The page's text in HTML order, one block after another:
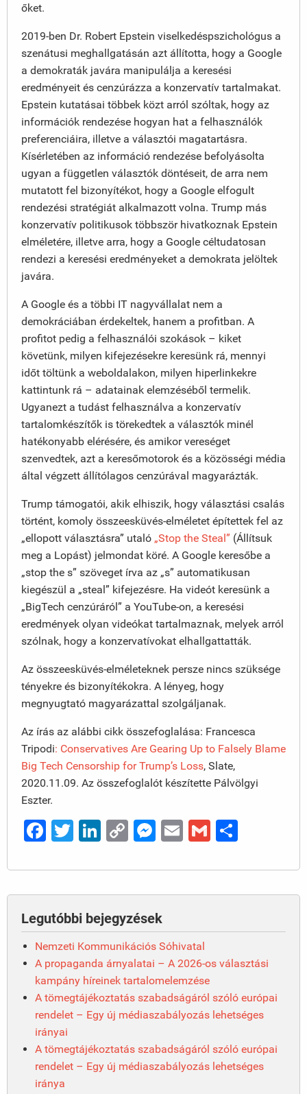
őket.
2019-ben Dr. Robert Epstein viselkedéspszichológus a
szenátusi meghallgatásán azt állította, hogy a Google
a demokraták javára manipulálja a keresési
eredményeit és cenzúrázza a konzervatív tartalmakat.
Epstein kutatásai többek közt arról szóltak, hogy az
információk rendezése hogyan hat a felhasználók
preferenciáira, illetve a választói magatartásra.
Kísérletében az információ rendezése befolyásolta
ugyan a független választók döntéseit, de arra nem
mutatott fel bizonyítékot, hogy a Google elfogult
rendezési stratégiát alkalmazott volna. Trump más
konzervatív politikusok többször hivatkoznak Epstein
elméletére, illetve arra, hogy a Google céltudatosan
rendezi a keresési eredményeket a demokrata jelöltek
javára.
A Google és a többi IT nagyvállalat nem a
demokráciában érdekeltek, hanem a profitban. A
profitot pedig a felhasználói szokások – kiket
követünk, milyen kifejezésekre keresünk rá, mennyi
időt töltünk a weboldalakon, milyen hiperlinkekre
kattintunk rá – adatainak elemzéséből termelik.
Ugyanezt a tudást felhasználva a konzervatív
tartalomkészítők is törekedtek a választók minél
hatékonyabb elérésére, és amikor vereséget
szenvedtek, azt a keresőmotorok és a közösségi média
által végzett állítólagos cenzúrával magyarázták.
Trump támogatói, akik elhiszik, hogy választási csalás
történt, komoly összeesküvés-elméletet építettek fel az
„ellopott választásra” utaló „Stop the Steal” (Állítsuk
meg a Lopást) jelmondat köré. A Google keresőbe a
„stop the s” szöveget írva az „s” automatikusan
kiegészül a „steal” kifejezésre. Ha videót keresünk a
„BigTech cenzúráról” a YouTube-on, a keresési
eredmények olyan videókat tartalmaznak, melyek arról
szólnak, hogy a konzervatívokat elhallgattatták.
Az összeesküvés-elméleteknek persze nincs szüksége
tényekre és bizonyítékokra. A lényeg, hogy
megnyugtató magyarázattal szolgáljanak.
Az írás az alábbi cikk összefoglalása: Francesca
Tripodi: Conservatives Are Gearing Up to Falsely Blame
Big Tech Censorship for Trump’s Loss, Slate,
2020.11.09. Az összefoglalót készítette Pálvölgyi
Eszter.
Facebook
Twitter
LinkedIn
CopyMessenger
EmailGmail
Legutóbbi bejegyzések
Nemzeti Kommunikációs Sóhivatal
A propaganda árnyalatai – A 2026-os választási
kampány híreinek tartalomelemzése
A tömegtájékoztatás szabadságáról szóló európai
rendelet – Egy új médiaszabályozás lehetséges
irányai
A tömegtájékoztatás szabadságáról szóló európai
rendelet – Egy új médiaszabályozás lehetséges
iránya